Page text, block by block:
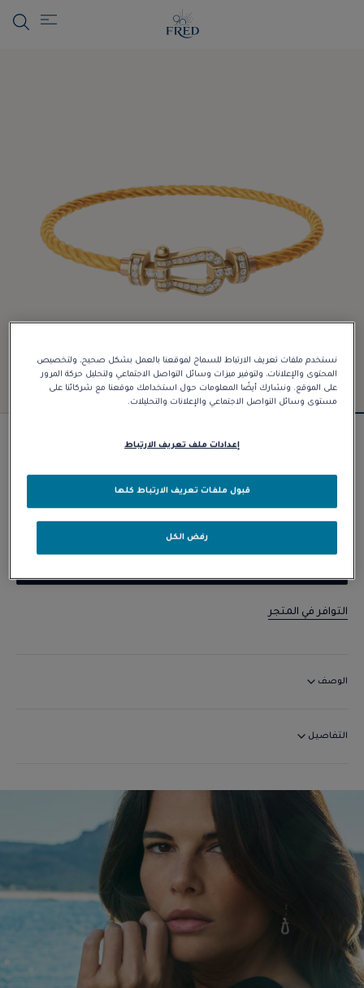
تخصيص
التوافر في المتجر
الوصف
التفاصيل
نستخدم ملفات تعريف الارتباط للسماح لموقعنا بالعمل بشكل صحيح، ولتخصيص
المحتوى والإعلانات، ولتوفير ميزات وسائل التواصل الاجتماعي ولتحليل حركة المرور
على الموقع. ونشارك أيضًا المعلومات حول استخدامك موقعنا مع شركائنا على
مستوى وسائل التواصل الاجتماعي والإعلانات والتحليلات.
إعدادات ملف تعريف الارتباط
رفض الكل
قبول ملفات تعريف الارتباط كلها